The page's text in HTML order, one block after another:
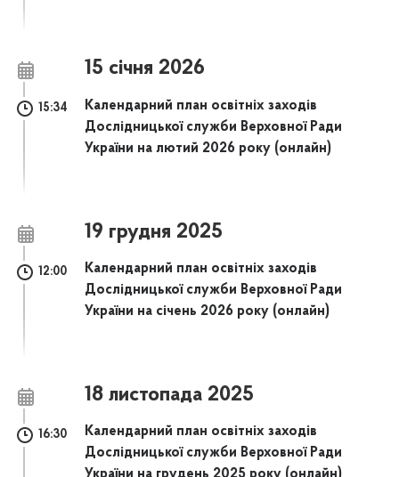
15 січня 2026
15:34
Календарний план освітніх заходів
Дослідницької служби Верховної Ради
України на лютий 2026 року (онлайн)
19 грудня 2025
12:00
Календарний план освітніх заходів
Дослідницької служби Верховної Ради
України на січень 2026 року (онлайн)
18 листопада 2025
16:30
Календарний план освітніх заходів
Дослідницької служби Верховної Ради